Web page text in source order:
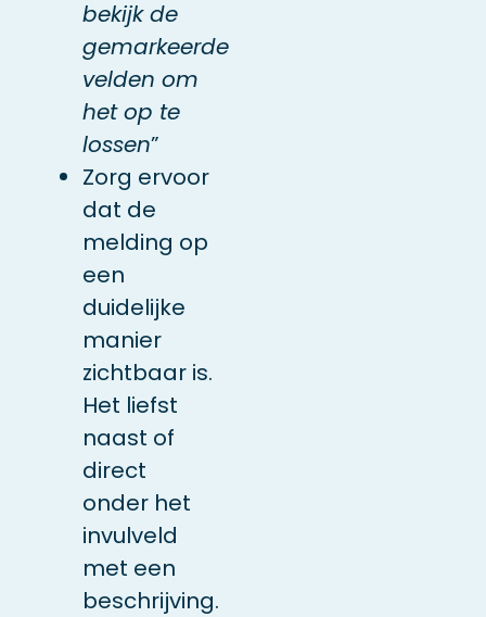
bekijk de
gemarkeerde
velden om
het op te
lossen”
Zorg ervoor
dat de
melding op
een
duidelijke
manier
zichtbaar is.
Het liefst
naast of
direct
onder het
invulveld
met een
beschrijving.